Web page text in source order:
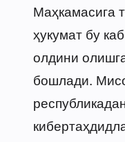
Маҳкамасига
ҳукумат бу
олдини
бошлади.